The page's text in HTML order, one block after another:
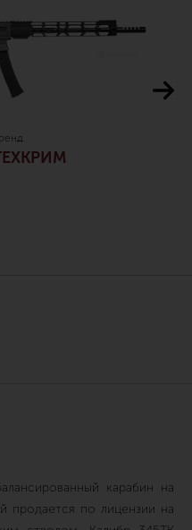
карабин на
продается по лицензии на